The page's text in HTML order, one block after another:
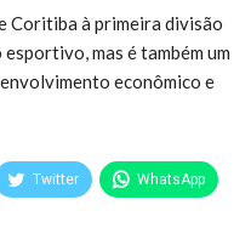
Coritiba à primeira divisão
mas é também um
econômico e
Twitter WhatsApp